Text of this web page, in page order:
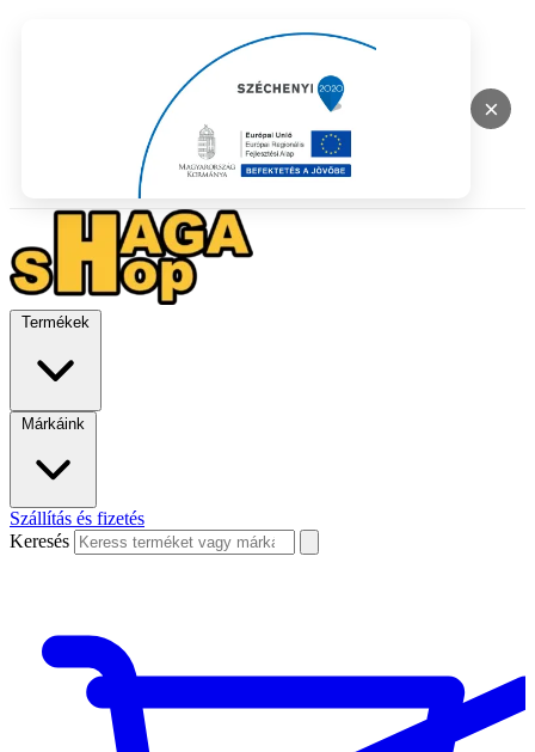
×
Termékek
Márkáink
Szállítás és fizetés
Keresés